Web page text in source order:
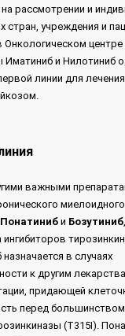
на рассмотрении и
стран, учреждения и
Онкологическом
Иматиниб и Нилотиниб
линии для
важными
Понатиниб и Бозутиниб
ингибиторов
в случаях
к другим
придающей
перед
(T315I).